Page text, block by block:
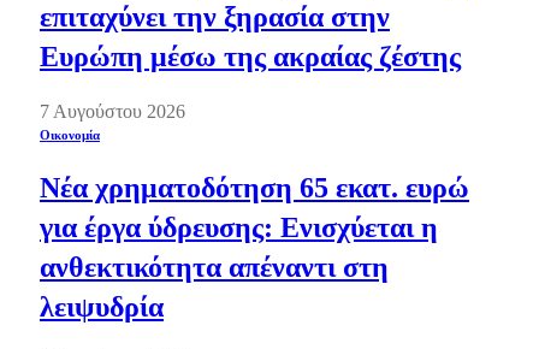
επιταχύνει την ξηρασία στην
Ευρώπη μέσω της ακραίας ζέστης
7 Αυγούστου 2026
Οικονομία
Νέα χρηματοδότηση 65 εκατ. ευρώ
για έργα ύδρευσης: Ενισχύεται η
ανθεκτικότητα απέναντι στη
λειψυδρία